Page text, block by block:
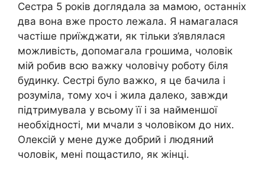
Сестра 5 років доглядала за мамою, останніх
два вона вже просто лежала. Я намагалася
частіше приїжджати, як тільки з’являлася
можливість, допомагала грошима, чоловік
мій робив всю важку чоловічу роботу біля
будинку. Сестрі було важко, я це бачила і
розуміла, тому хоч і жила далеко, завжди
підтримувала у всьому її і за найменшої
необхідності, ми мчали з чоловіком до них.
Олексій у мене дуже добрий і людяний
чоловік, мені пощастило, як жінці.